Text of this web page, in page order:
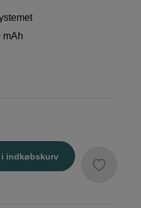
mAh
indkøbskurv